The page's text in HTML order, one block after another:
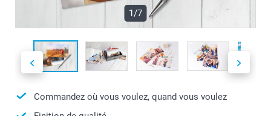
1/7
Commandez où vous voulez, quand vous voulez